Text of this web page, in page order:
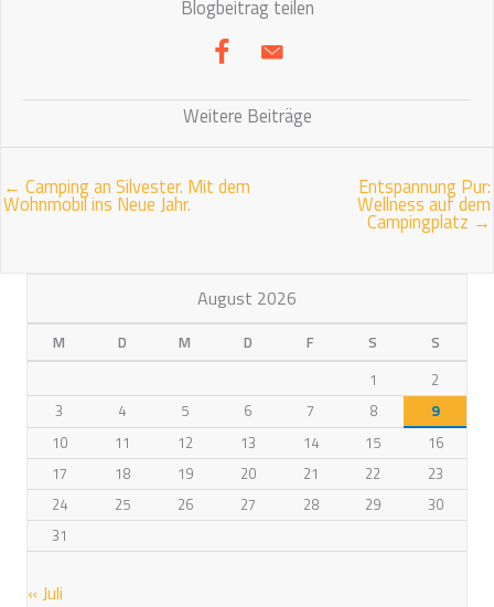
Blogbeitrag teilen
Weitere Beiträge
← Camping an Silvester. Mit dem
Wohnmobil ins Neue Jahr.
Entspannung Pur:
Wellness auf dem
Campingplatz →
August 2026
M D M D F S
S
1
2
3
4 5 6 7 8
9
10
11 12 13 14 15
16
17
18 19 20 21 22
23
24
25 26 27 28 29
30
31
« Juli